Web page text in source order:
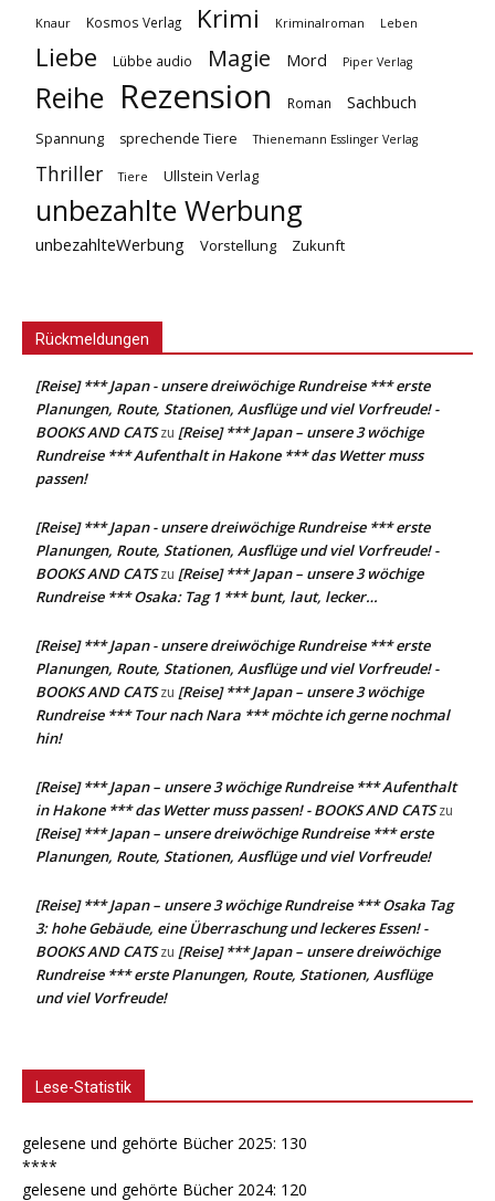
Knaur Kosmos Verlag Krimi Kriminalroman Leben
Liebe Lübbe audio Magie Mord Piper Verlag
Reihe Rezension Roman Sachbuch
Spannung sprechende Tiere Thienemann Esslinger Verlag
Thriller Tiere Ullstein Verlag
unbezahlte Werbung
unbezahlteWerbung Vorstellung Zukunft
Rückmeldungen
[Reise] *** Japan - unsere dreiwöchige Rundreise *** erste
Planungen, Route, Stationen, Ausflüge und viel Vorfreude! -
BOOKS AND CATSzu [Reise] *** Japan – unsere 3 wöchige
Rundreise *** Aufenthalt in Hakone *** das Wetter muss
passen!
[Reise] *** Japan - unsere dreiwöchige Rundreise *** erste
Planungen, Route, Stationen, Ausflüge und viel Vorfreude! -
BOOKS AND CATSzu [Reise] *** Japan – unsere 3 wöchige
Rundreise *** Osaka: Tag 1 *** bunt, laut, lecker…
[Reise] *** Japan - unsere dreiwöchige Rundreise *** erste
Planungen, Route, Stationen, Ausflüge und viel Vorfreude! -
BOOKS AND CATSzu [Reise] *** Japan – unsere 3 wöchige
Rundreise *** Tour nach Nara *** möchte ich gerne nochmal
hin!
[Reise] *** Japan – unsere 3 wöchige Rundreise *** Aufenthalt
in Hakone *** das Wetter muss passen! - BOOKS AND CATSzu
[Reise] *** Japan – unsere dreiwöchige Rundreise *** erste
Planungen, Route, Stationen, Ausflüge und viel Vorfreude!
[Reise] *** Japan – unsere 3 wöchige Rundreise *** Osaka Tag
3: hohe Gebäude, eine Überraschung und leckeres Essen! -
BOOKS AND CATSzu [Reise] *** Japan – unsere dreiwöchige
Rundreise *** erste Planungen, Route, Stationen, Ausflüge
und viel Vorfreude!
Lese-Statistik
gelesene und gehörte Bücher 2025: 130
****
gelesene und gehörte Bücher 2024: 120